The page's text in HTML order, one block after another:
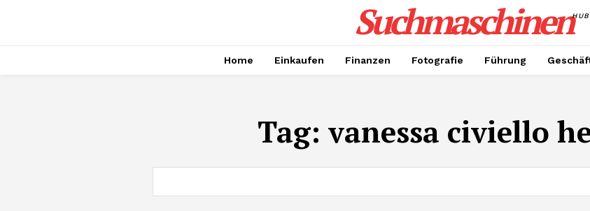
SuchmaschinenHUB
Home Einkaufen Finanzen Fotografie Führung
Tag: vanessa civiello